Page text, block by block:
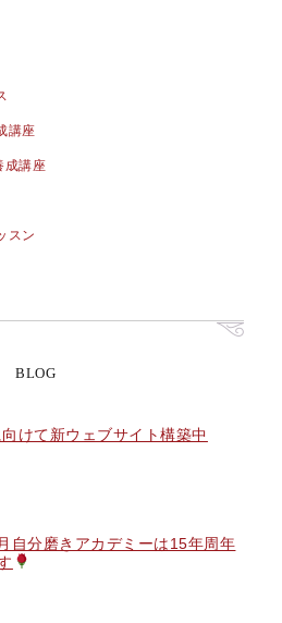
講座
成講座
スン
BLOG
けて新ウェブサイト構築中
自分磨きアカデミーは15年周年